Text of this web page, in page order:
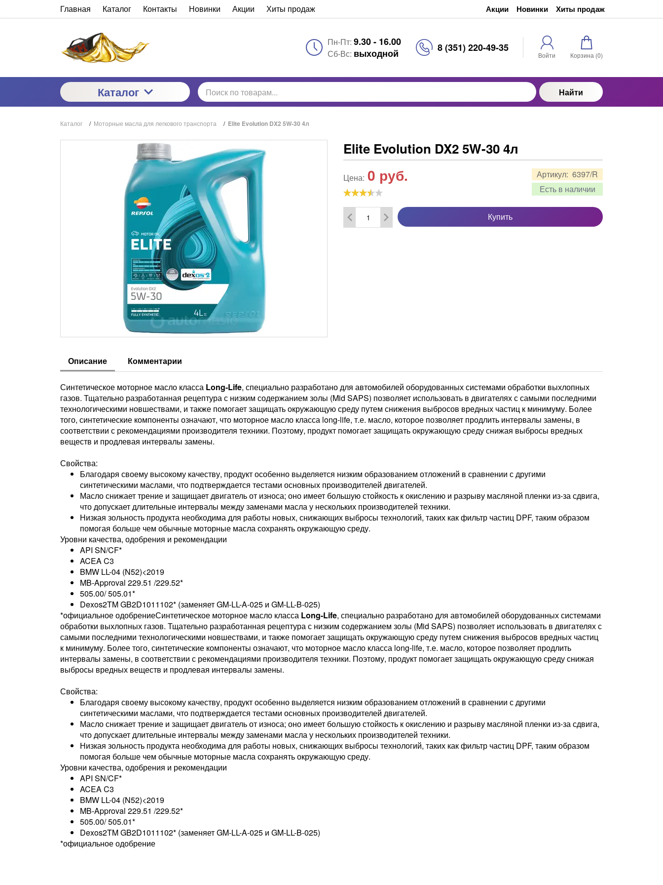
Главная Каталог Контакты Новинки Акции Хиты продаж Акции Новинки Хиты продаж
Пн-Пт: 9.30 - 16.00
Сб-Вс: выходной 8 (351) 220-49-35
Войти Корзина (0)
Каталог Найти
Каталог / Моторные масла для легкового транспорта / Elite Evolution DX2 5W-30 4л
Elite Evolution DX2 5W-30 4л
Артикул: 6397/R
Есть в наличии
Цена: 0 руб.
Купить
Описание Комментарии
Синтетическое моторное масло класса Long-Life, специально разработано для автомобилей оборудованных системами обработки выхлопных
газов. Тщательно разработанная рецептура с низким содержанием золы (Mid SAPS) позволяет использовать в двигателях с самыми последними
технологическими новшествами, и также помогает защищать окружающую среду путем снижения выбросов вредных частиц к минимуму. Более
того, синтетические компоненты означают, что моторное масло класса long-life, т.е. масло, которое позволяет продлить интервалы замены, в
соответствии с рекомендациями производителя техники. Поэтому, продукт помогает защищать окружающую среду снижая выбросы вредных
веществ и продлевая интервалы замены.
Свойства:
Благодаря своему высокому качеству, продукт особенно выделяется низким образованием отложений в сравнении с другими
синтетическими маслами, что подтверждается тестами основных производителей двигателей.
Масло снижает трение и защищает двигатель от износа; оно имеет большую стойкость к окислению и разрыву масляной пленки из-за сдвига,
что допускает длительные интервалы между заменами масла у нескольких производителей техники.
Низкая зольность продукта необходима для работы новых, снижающих выбросы технологий, таких как фильтр частиц DPF, таким образом
помогая больше чем обычные моторные масла сохранять окружающую среду.
Уровни качества, одобрения и рекомендации
API SN/CF*
ACEA C3
BMW LL-04 (N52)<2019
MB-Approval 229.51 /229.52*
505.00/ 505.01*
Dexos2TM GB2D1011102* (заменяет GM-LL-A-025 и GM-LL-B-025)
*официальное одобрениеСинтетическое моторное масло класса Long-Life, специально разработано для автомобилей оборудованных системами
обработки выхлопных газов. Тщательно разработанная рецептура с низким содержанием золы (Mid SAPS) позволяет использовать в двигателях с
самыми последними технологическими новшествами, и также помогает защищать окружающую среду путем снижения выбросов вредных частиц
к минимуму. Более того, синтетические компоненты означают, что моторное масло класса long-life, т.е. масло, которое позволяет продлить
интервалы замены, в соответствии с рекомендациями производителя техники. Поэтому, продукт помогает защищать окружающую среду снижая
выбросы вредных веществ и продлевая интервалы замены.
Свойства:
Благодаря своему высокому качеству, продукт особенно выделяется низким образованием отложений в сравнении с другими
синтетическими маслами, что подтверждается тестами основных производителей двигателей.
Масло снижает трение и защищает двигатель от износа; оно имеет большую стойкость к окислению и разрыву масляной пленки из-за сдвига,
что допускает длительные интервалы между заменами масла у нескольких производителей техники.
Низкая зольность продукта необходима для работы новых, снижающих выбросы технологий, таких как фильтр частиц DPF, таким образом
помогая больше чем обычные моторные масла сохранять окружающую среду.
Уровни качества, одобрения и рекомендации
API SN/CF*
ACEA C3
BMW LL-04 (N52)<2019
MB-Approval 229.51 /229.52*
505.00/ 505.01*
Dexos2TM GB2D1011102* (заменяет GM-LL-A-025 и GM-LL-B-025)
*официальное одобрение